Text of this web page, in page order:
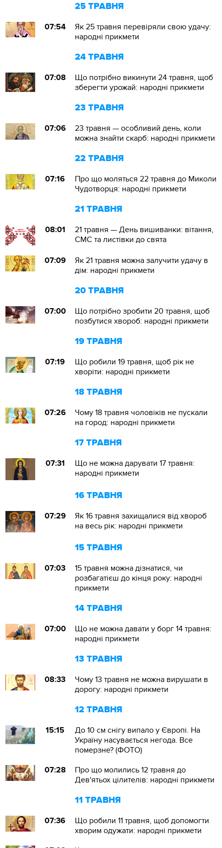
25 ТРАВНЯ
07:54
Як 25 травня перевіряли свою удачу:
народні прикмети
24 ТРАВНЯ
07:08
Що потрібно викинути 24 травня, щоб
зберегти урожай: народні прикмети
23 ТРАВНЯ
07:06
23 травня — особливий день, коли
можна знайти скарб: народні прикмети
22 ТРАВНЯ
07:16
Про що моляться 22 травня до Миколи
Чудотворця: народні прикмети
21 ТРАВНЯ
08:01
21 травня — День вишиванки: вітання,
СМС та листівки до свята
07:09
Як 21 травня можна залучити удачу в
дім: народні прикмети
20 ТРАВНЯ
07:00
Що потрібно зробити 20 травня, щоб
позбутися хвороб: народні прикмети
19 ТРАВНЯ
07:19
Що робили 19 травня, щоб рік не
хворіти: народні прикмети
18 ТРАВНЯ
07:26
Чому 18 травня чоловіків не пускали
на город: народні прикмети
17 ТРАВНЯ
07:31
Що не можна дарувати 17 травня:
народні прикмети
16 ТРАВНЯ
07:29
Як 16 травня захищалися від хвороб
на весь рік: народні прикмети
15 ТРАВНЯ
07:03
15 травня можна дізнатися, чи
розбагатієш до кінця року: народні
прикмети
14 ТРАВНЯ
07:00
Що не можна давати у борг 14 травня:
народні прикмети
13 ТРАВНЯ
08:33
Чому 13 травня не можна вирушати в
дорогу: народні прикмети
12 ТРАВНЯ
15:15
До 10 см снігу випало у Європі. На
Україну насувається негода. Все
померзне? (ФОТО)
07:28
Про що молились 12 травня до
Дев'ятьох цілителів: народні прикмети
11 ТРАВНЯ
07:36
Що робили 11 травня, щоб допомогти
хворим одужати: народні прикмети